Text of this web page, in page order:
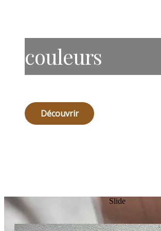
couleurs
Découvrir
Slide